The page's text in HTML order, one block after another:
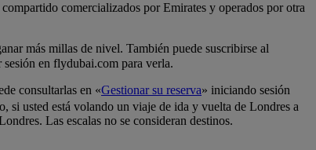
comercializados por Emirates y operados por otra
más millas de nivel. También puede suscribirse al
en flydubai.com para verla.
consultarlas en «Gestionar su reserva» iniciando sesión
si usted está volando un viaje de ida y vuelta de Londres a
Las escalas no se consideran destinos.